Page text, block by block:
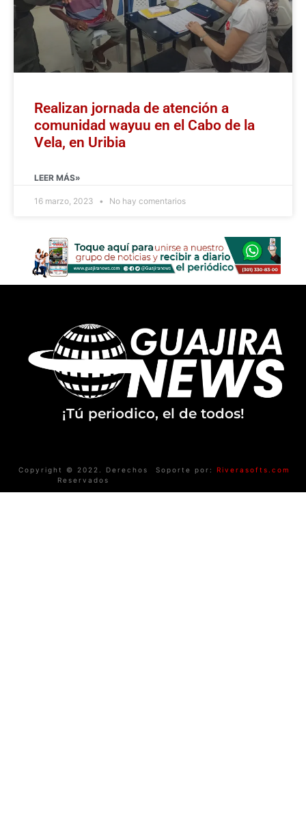
Realizan jornada de atención a
comunidad wayuu en el Cabo de la
Vela, en Uribia
LEER MÁS»
16 marzo, 2023 No hay comentarios
¡Tú periodico, el de todos!
Copyright © 2022. Derechos
Reservados
Soporte por: Riverasofts.com